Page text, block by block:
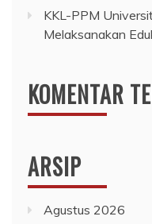
KKL-PPM
Melaksanakan
KOMENTAR
ARSIP
Agustus 2026